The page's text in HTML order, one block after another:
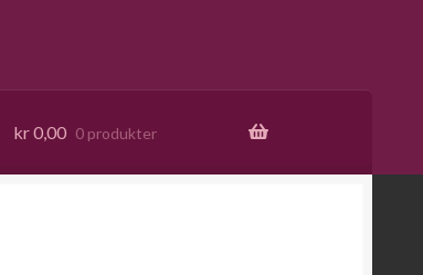
kr0,00 0 produkter